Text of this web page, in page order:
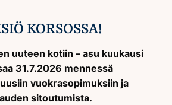
KORSOSSA!
uuteen kotiin – asu kuukausi
31.7.2026 mennessä
vuokrasopimuksiin ja
sitoutumista.